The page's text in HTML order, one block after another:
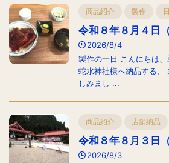
商品紹介 製作
令和８年８月４日（
2026/8/4
製作の一日 こんにちは
蛇水神社様へ納品する、
しみまし ...
商品紹介 店舗納品
令和８年８月３日（
2026/8/3